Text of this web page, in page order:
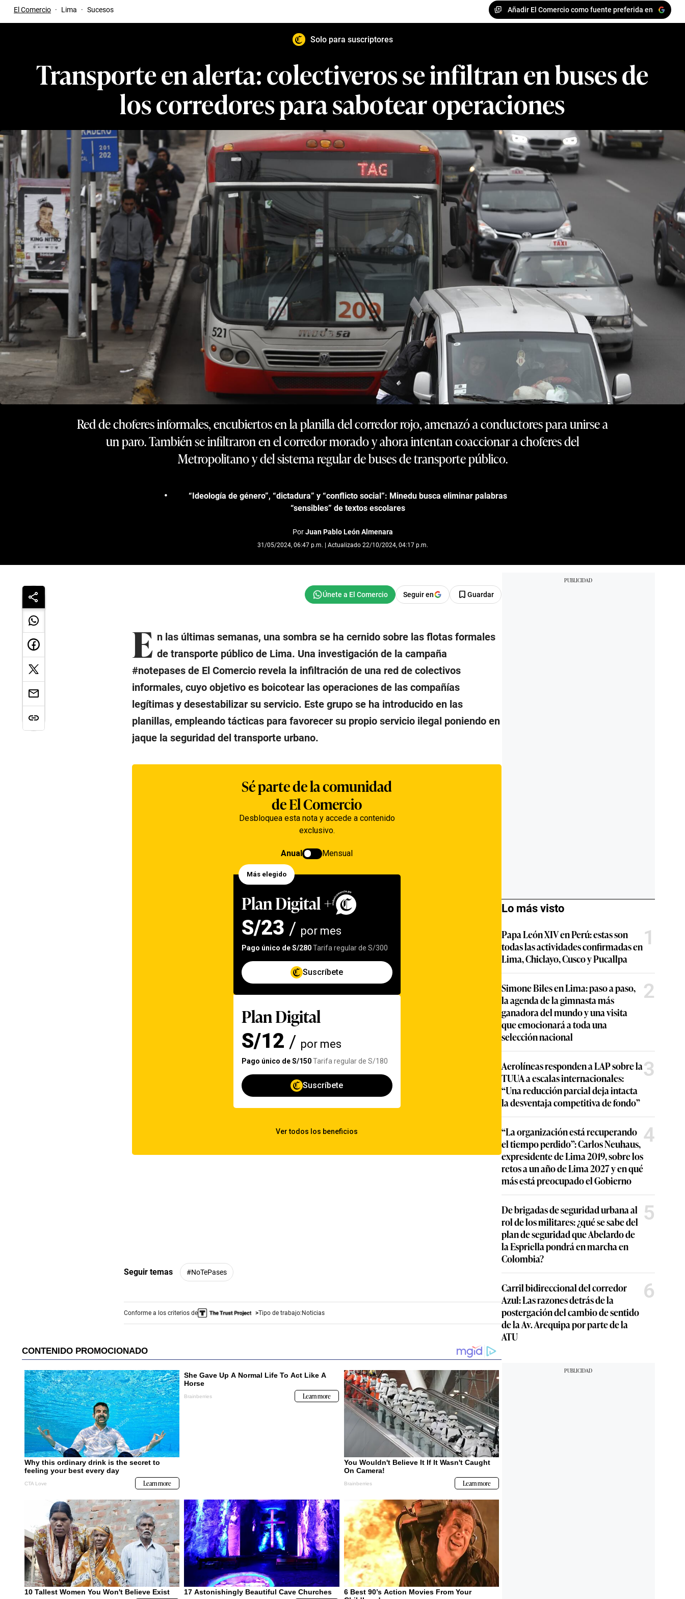
El Comercio · Lima · Sucesos Añadir El Comercio como fuente preferida en
Solo para suscriptores
Transporte en alerta: colectiveros se infiltran en buses de
los corredores para sabotear operaciones
Red de choferes informales, encubiertos en la planilla del corredor rojo, amenazó a conductores para unirse a
un paro. También se infiltraron en el corredor morado y ahora intentan coaccionar a choferes del
Metropolitano y del sistema regular de buses de transporte público.
“Ideología de género”, “dictadura” y “conflicto social”: Minedu busca eliminar palabras
“sensibles” de textos escolares
PorJuan Pablo León Almenara
31/05/2024, 06:47 p.m. | Actualizado 22/10/2024, 04:17 p.m.
Seguir en Guardar
E n las últimas semanas, una sombra se ha cernido sobre las flotas formales
de transporte público de Lima. Una investigación de la campaña
#notepases de El Comercio revela la infiltración de una red de colectivos
informales, cuyo objetivo es boicotear las operaciones de las compañías
legítimas y desestabilizar su servicio. Este grupo se ha introducido en las
planillas, empleando tácticas para favorecer su propio servicio ilegal poniendo en
jaque la seguridad del transporte urbano.
Seguir temas #NoTePases
Conforme a los criterios de Tipo de trabajo:Noticias
Lo más visto
Papa León XIV en Perú: estas son
todas las actividades confirmadas en
Lima, Chiclayo, Cusco y Pucallpa
1
Simone Biles en Lima: paso a paso,
la agenda de la gimnasta más
ganadora del mundo y una visita
que emocionará a toda una
selección nacional
2
Aerolíneas responden a LAP sobre la
TUUA a escalas internacionales:
“Una reducción parcial deja intacta
la desventaja competitiva de fondo”
3
“La organización está recuperando
el tiempo perdido”: Carlos Neuhaus,
expresidente de Lima 2019, sobre los
retos a un año de Lima 2027 y en qué
más está preocupado el Gobierno
4
De brigadas de seguridad urbana al
rol de los militares: ¿qué se sabe del
plan de seguridad que Abelardo de
la Espriella pondrá en marcha en
Colombia?
5
Carril bidireccional del corredor
Azul: Las razones detrás de la
postergación del cambio de sentido
de la Av. Arequipa por parte de la
ATU
6